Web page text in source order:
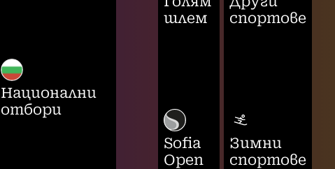
Национални
отбори
шлем
Sofia
Open
спортове
Зимни
спортове